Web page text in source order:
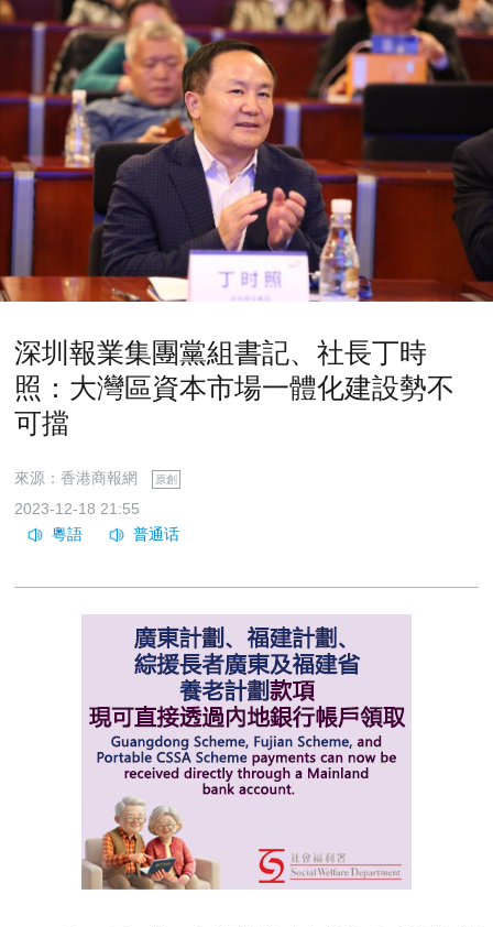
深圳報業集團黨組書記、社長丁時
照：大灣區資本市場一體化建設勢不
可擋
來源：香港商報網 原創
2023-12-18 21:55